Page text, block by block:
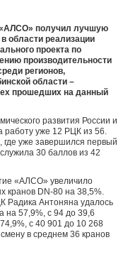
получил лучшую
области реализации
проекта по
производительности
регионов,
области –
прошедших на данный
развития России и
работу уже 12 РЦК из 56.
уже завершился первый
30 баллов из 42
«АЛСО» увеличило
кранов DN-80 на 38,5%.
Радика Антоняна удалось
на 57,9%, с 94 до 39,6
с 40 901 до 10 268
в среднем 36 кранов